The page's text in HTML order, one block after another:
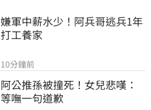
嫌軍中薪水少！阿兵哥逃兵1年
打工養家
10分鐘前
阿公推孫被撞死！女兒悲嘆：
等嘸一句道歉